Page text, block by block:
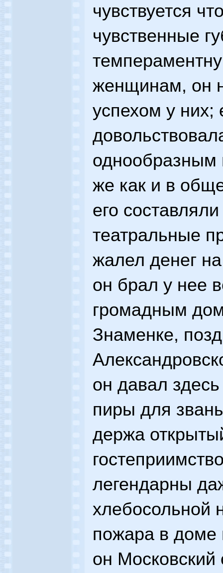
чувствуется
чувственные
женщинам, он
успехом у них;
однообразным
же как и в
его
театральные
жалел денег
он брал у нее
громадным
Знаменке,
он давал
пиры для
держа
легендарны
хлебосольной
пожара в доме
он Московский